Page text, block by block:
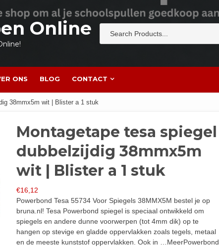
Online
ONS BLOG CONTACT
38mmx5m wit | Blister a 1 stuk
Montagetape tesa spiegel
dubbelzijdig 38mmx5m
wit | Blister a 1 stuk
€16,12
Powerbond Tesa 55734 Voor Spiegels 38MMX5M bestel je op
bruna.nl! Tesa Powerbond spiegel is speciaal ontwikkeld om
spiegels en andere dunne voorwerpen (tot 4mm dik) op te
hangen op stevige en gladde oppervlakken zoals tegels, metaal
en de meeste kunststof oppervlakken. Ook in …MeerPowerbond